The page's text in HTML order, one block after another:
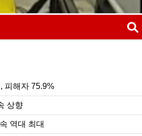
검
피해자 75.9%
상향
역대 최대